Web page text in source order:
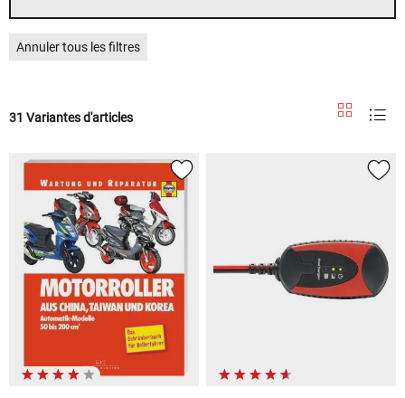
Annuler tous les filtres
31 Variantes d'articles